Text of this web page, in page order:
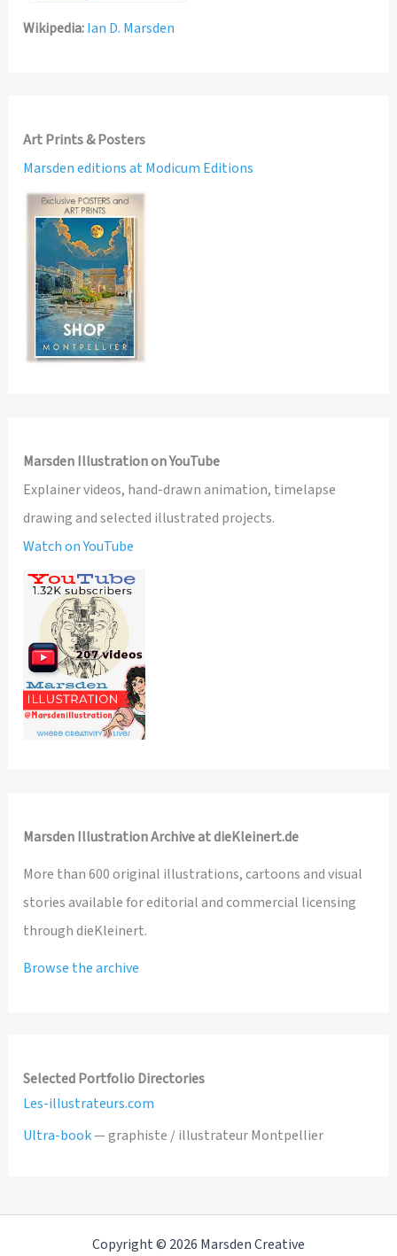
Wikipedia:Ian D. Marsden
Art Prints & Posters
Marsden editions at Modicum Editions
Marsden Illustration on YouTube
Explainer videos, hand-drawn animation, timelapse
drawing and selected illustrated projects.
Watch on YouTube
Marsden Illustration Archive at dieKleinert.de
More than 600 original illustrations, cartoons and visual
stories available for editorial and commercial licensing
through dieKleinert.
Browse the archive
Selected Portfolio Directories
Les-illustrateurs.com
Ultra-book— graphiste / illustrateur Montpellier
Copyright © 2026 Marsden Creative